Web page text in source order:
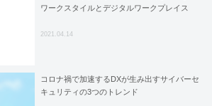
ワークスタイルとデジタルワークプレイス
2021.04.14
コロナ禍で加速するDXが生み出すサイバーセ
キュリティの3つのトレンド